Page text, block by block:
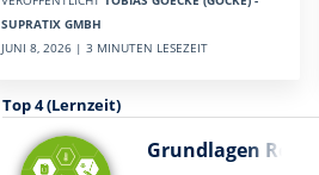
SUPRATIX GMBH
JUNI 8, 2026 | 3 MINUTEN LESEZEIT
Top 4 (Lernzeit)
Grundlagen Rein…